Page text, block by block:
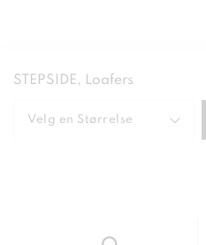
STEPSIDE, Loafers
Velg en Størrelse